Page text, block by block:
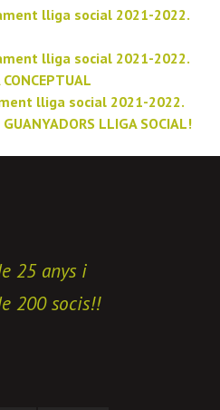
lliga social 2021-2022.
lliga social 2021-2022.
lliga social 2021-2022.
LLIGA SOCIAL!
25 anys i
200 socis!!